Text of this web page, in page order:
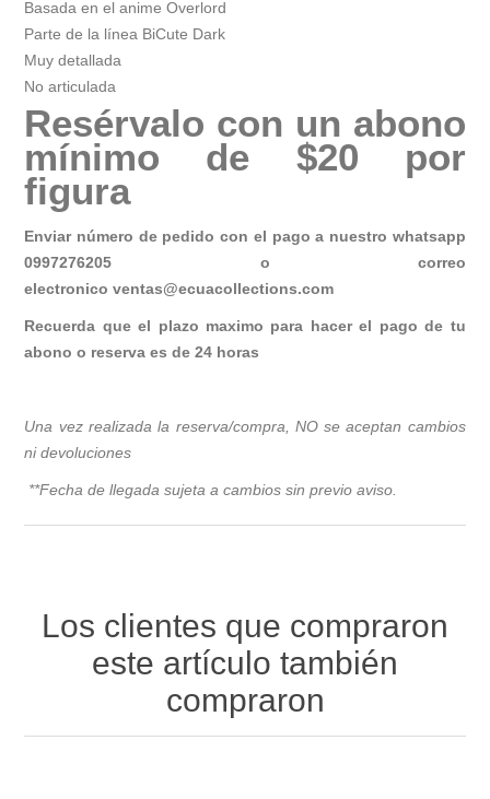
Basada en el anime Overlord
Parte de la línea BiCute Dark
Muy detallada
No articulada
Resérvalo con un abono
mínimo de $20 por
figura
Enviar número de pedido con el pago a nuestro whatsapp
0997276205 o correo
electronicoventas@ecuacollections.com
Recuerda que el plazo maximo para hacer el pago de tu
abono o reserva es de 24 horas
Una vez realizada la reserva/compra, NO se aceptan cambios
ni devoluciones
**Fecha de llegada sujeta a cambios sin previo aviso.
Los clientes que compraron
este artículo también
compraron